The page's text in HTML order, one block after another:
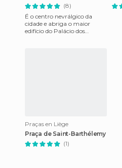
(8)
É o centro nevrálgico da
cidade e abriga o maior
edifício do Palácio dos
Praças en Liège
Praça de Saint-Barthélemy
(1)